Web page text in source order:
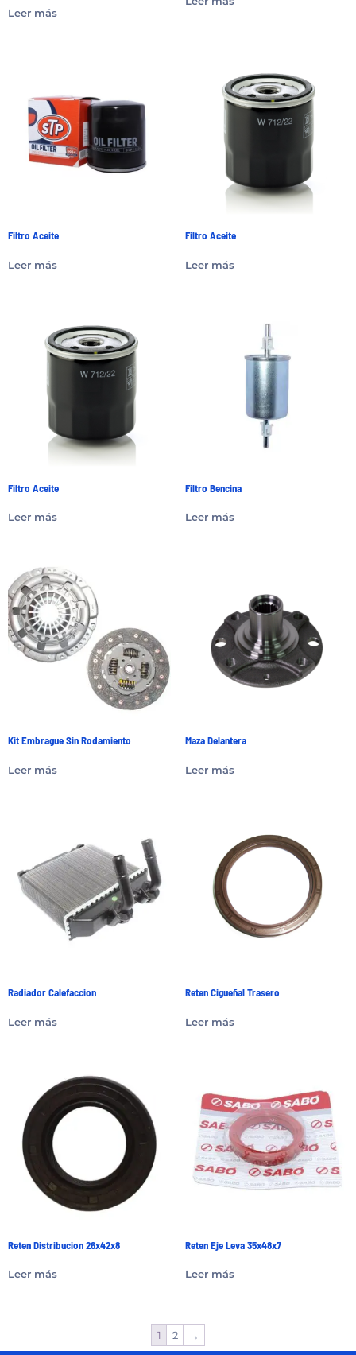
Leer más
Filtro Aceite
Leer más
Filtro Aceite
Leer más
Filtro Aceite
Leer más
Filtro Bencina
Leer más
Kit Embrague Sin Rodamiento
Leer más
Maza Delantera
Leer más
Radiador Calefaccion
Leer más
Reten Cigueñal Trasero
Leer más
Reten Distribucion 26x42x8
Leer más
Reten Eje Leva 35x48x7
Leer más
1 2 →